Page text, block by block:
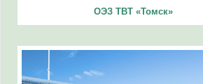
ОЭЗ ТВТ «Томск»